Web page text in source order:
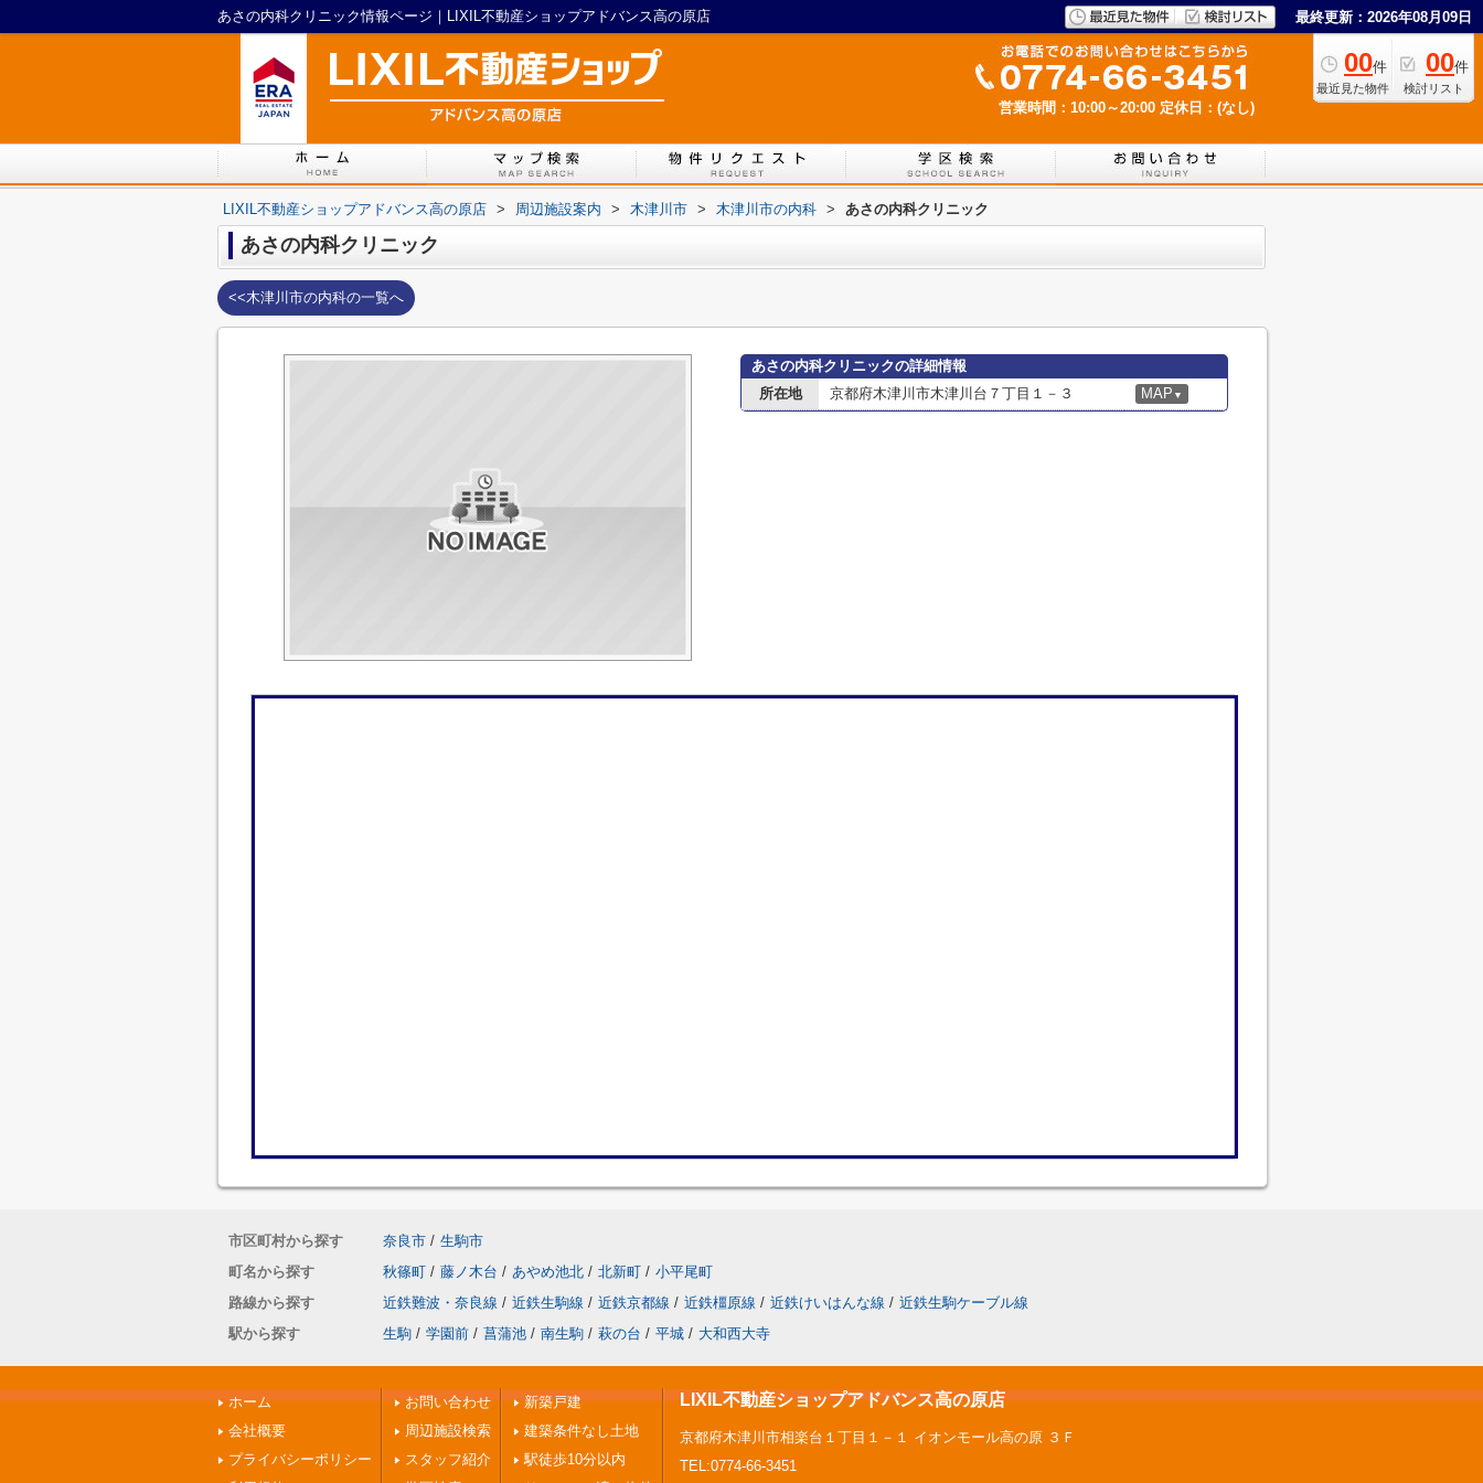
あさの内科クリニック情報ページ｜LIXIL不動産ショップアドバンス高の原店 最終更新：2026年08月09日
00件
最近見た物件
00件
検討リスト
営業時間：10:00～20:00 定休日：(なし)
LIXIL不動産ショップアドバンス高の原店 > 周辺施設案内 > 木津川市 > 木津川市の内科 > あさの内科クリニック
あさの内科クリニック
<<木津川市の内科の一覧へ
あさの内科クリニックの詳細情報
所在地
京都府木津川市木津川台７丁目１－３ MAP ▼
市区町村から探す 奈良市 / 生駒市
町名から探す
秋篠町 / 藤ノ木台 / あやめ池北 / 北新町 / 小平尾町
路線から探す
近鉄難波・奈良線 / 近鉄生駒線 / 近鉄京都線 / 近鉄橿原線 / 近鉄けいはんな線 / 近鉄生駒ケーブル線
駅から探す
生駒 / 学園前 / 菖蒲池 / 南生駒 / 萩の台 / 平城 / 大和西大寺
ホーム
会社概要
プライバシーポリシー
お問い合わせ
周辺施設検索
スタッフ紹介
新築戸建
建築条件なし土地
駅徒歩10分以内
LIXIL不動産ショップアドバンス高の原店
京都府木津川市相楽台１丁目１－１ イオンモール高の原 ３Ｆ
TEL:0774-66-3451